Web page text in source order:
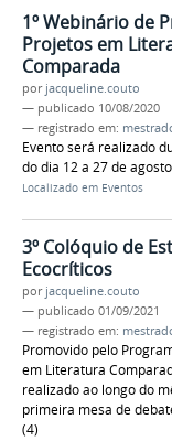
1º Webinário de
Projetos em
Comparada
por jacqueline.couto
— publicado 10/08/2020
— registrado em:
Evento será realizado
do dia 12 a 27 de agosto
Localizado em Eventos
3º Colóquio de
Ecocríticos
por jacqueline.couto
— publicado 01/09/2021
— registrado em:
Promovido pelo
em Literatura
realizado ao longo do
primeira mesa de
(4)